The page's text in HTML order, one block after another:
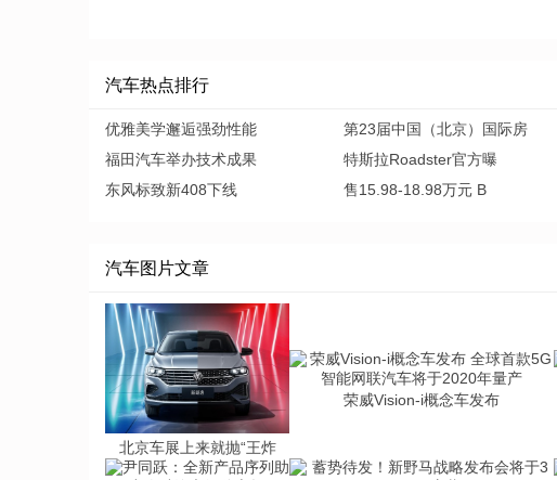
汽车热点排行
优雅美学邂逅强劲性能 第23届中国（北京）国际房
福田汽车举办技术成果
特斯拉Roadster官方曝
东风标致新408下线
售15.98-18.98万元 B
汽车图片文章
北京车展上来就抛“王炸
荣威Vision-i概念车发布